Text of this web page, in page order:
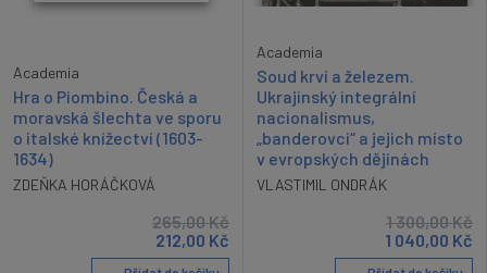
Academia
Hra o Piombino. Česká a
moravská šlechta ve sporu
o italské knížectví (1603-
1634)
ZDEŇKA HORÁČKOVÁ
265,00Kč
212,00 Kč
Academia
Soud krví a železem.
Ukrajinský integrální
nacionalismus,
„banderovci“ a jejich místo
v evropských dějinách
VLASTIMIL ONDRÁK
1 300,00Kč
1 040,00 Kč